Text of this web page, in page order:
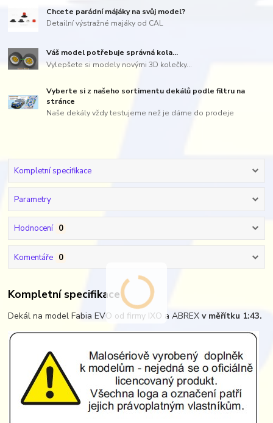
Chcete parádní májáky na svůj model?
Detailní výstražné majáky od CAL
Váš model potřebuje správná kola...
Vylepšete si modely novými 3D kolečky...
Vyberte si z našeho sortimentu dekálů podle filtru na
stránce
Naše dekály vždy testujeme než je dáme do prodeje
Kompletní specifikace
Parametry
Hodnocení 0
Komentáře 0
Kompletní specifikace
Dekál na model Fabia EVO od firmy IXO a ABREXv měřítku 1:43.